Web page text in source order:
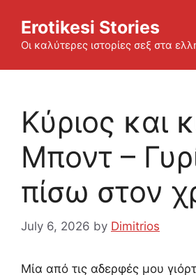
content
Erotikesi Stories
Οι καλύτερες ιστορίες σεξ στα
Κύριος και
Μποντ –
πίσω στον
July 6, 2026 by Dimitrios
Μία από τις αδερφές μου